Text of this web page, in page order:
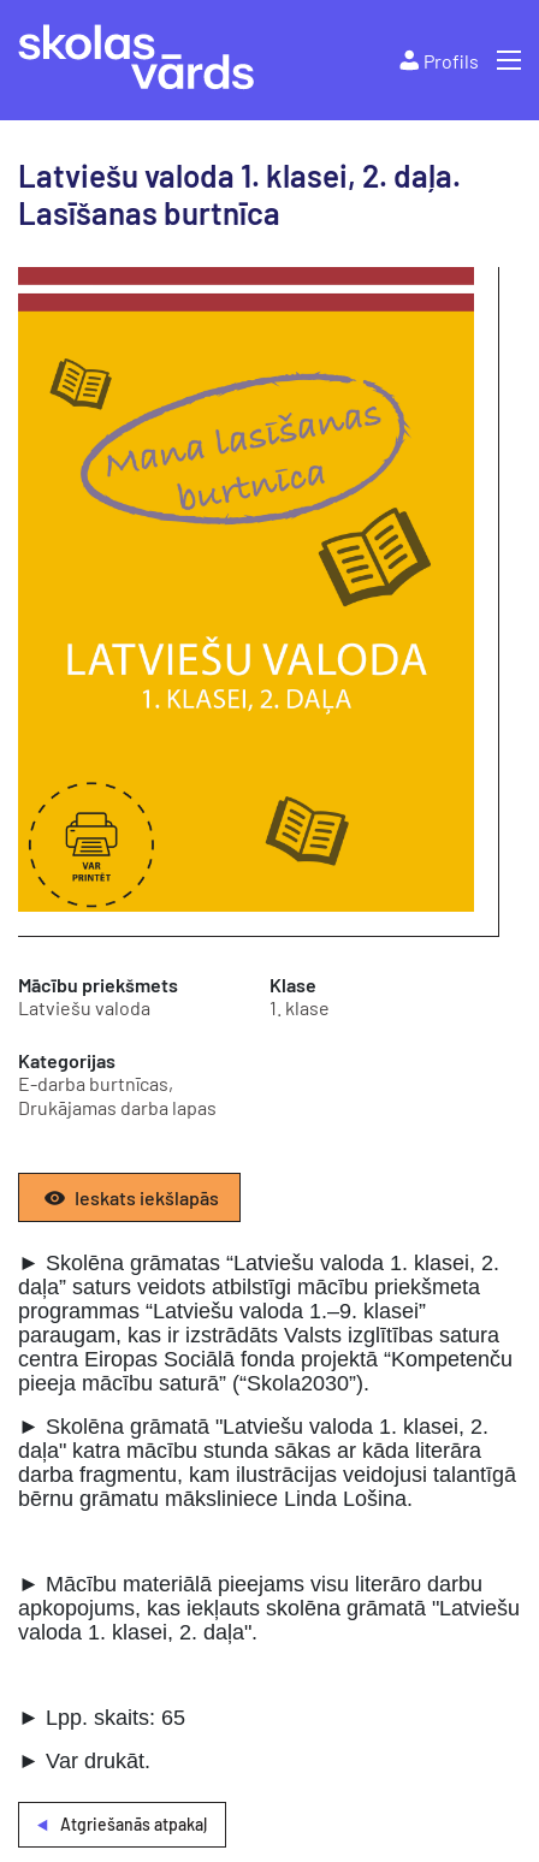
Profils
Latviešu valoda 1. klasei, 2. daļa.
Lasīšanas burtnīca
Mācību priekšmets
Latviešu valoda
Klase
1. klase
Kategorijas
E-darba burtnīcas,
Drukājamas darba lapas
Ieskats iekšlapās
► Skolēna grāmatas “Latviešu valoda 1. klasei, 2.
daļa” saturs veidots atbilstīgi mācību priekšmeta
programmas “Latviešu valoda 1.–9. klasei”
paraugam, kas ir izstrādāts Valsts izglītības satura
centra Eiropas Sociālā fonda projektā “Kompetenču
pieeja mācību saturā” (“Skola2030”).
► Skolēna grāmatā "Latviešu valoda 1. klasei, 2.
daļa" katra mācību stunda sākas ar kāda literāra
darba fragmentu, kam ilustrācijas veidojusi talantīgā
bērnu grāmatu māksliniece Linda Lošina.
► Mācību materiālā pieejams visu literāro darbu
apkopojums, kas iekļauts skolēna grāmatā "Latviešu
valoda 1. klasei, 2. daļa".
► Lpp. skaits: 65
► Var drukāt.
Atgriešanās atpakaļ